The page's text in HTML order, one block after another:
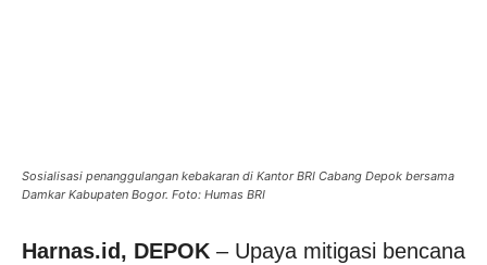
Sosialisasi penanggulangan kebakaran di Kantor BRI Cabang Depok bersama
Damkar Kabupaten Bogor. Foto: Humas BRI
Harnas.id, DEPOK – Upaya mitigasi bencana